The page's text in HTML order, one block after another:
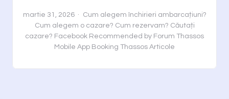
martie 31, 2026
Cum alegem închirieri ambarcațiuni?
Cum alegem o cazare? Cum rezervam? Căutați
cazare? Facebook Recommended by Forum Thassos
Mobile App Booking Thassos Articole